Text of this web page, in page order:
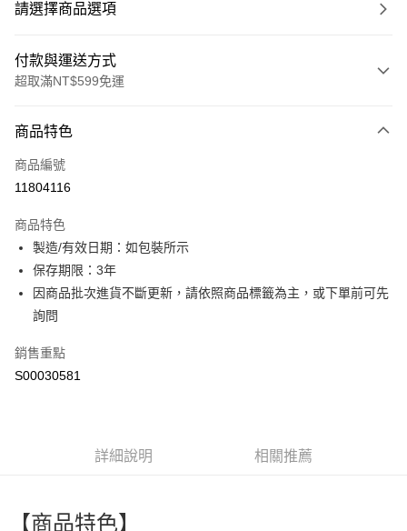
請選擇商品選項
付款與運送方式
超取滿NT$599免運
信用卡一次付款
超商取貨付款
Apple Pay
街口支付
全盈+PAY
ATM付款
商品特色
商品編號
11804116
商品特色
製造/有效日期：如包裝所示
保存期限：3年
因商品批次進貨不斷更新，請依照商品標籤為主，或下單前可先
詢問
銷售重點
S00030581
詳細說明 相關推薦
【商品特色】